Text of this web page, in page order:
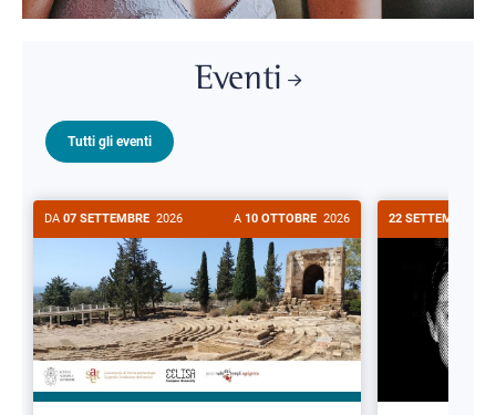
Eventi
Tutti gli eventi
DA 07 SETTEMBRE 2026 A 10 OTTOBRE 2026 22 SETTEMBRE